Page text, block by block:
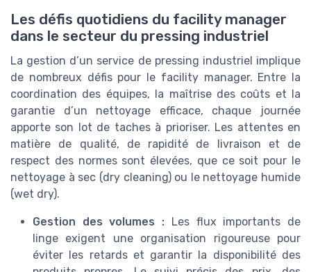
Les défis quotidiens du facility manager
dans le secteur du pressing industriel
La gestion d’un service de pressing industriel implique
de nombreux défis pour le facility manager. Entre la
coordination des équipes, la maîtrise des coûts et la
garantie d’un nettoyage efficace, chaque journée
apporte son lot de taches à prioriser. Les attentes en
matière de qualité, de rapidité de livraison et de
respect des normes sont élevées, que ce soit pour le
nettoyage à sec (dry cleaning) ou le nettoyage humide
(wet dry).
Gestion des volumes : Les flux importants de
linge exigent une organisation rigoureuse pour
éviter les retards et garantir la disponibilité des